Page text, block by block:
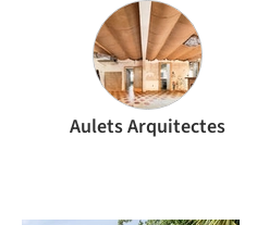
Aulets Arquitectes